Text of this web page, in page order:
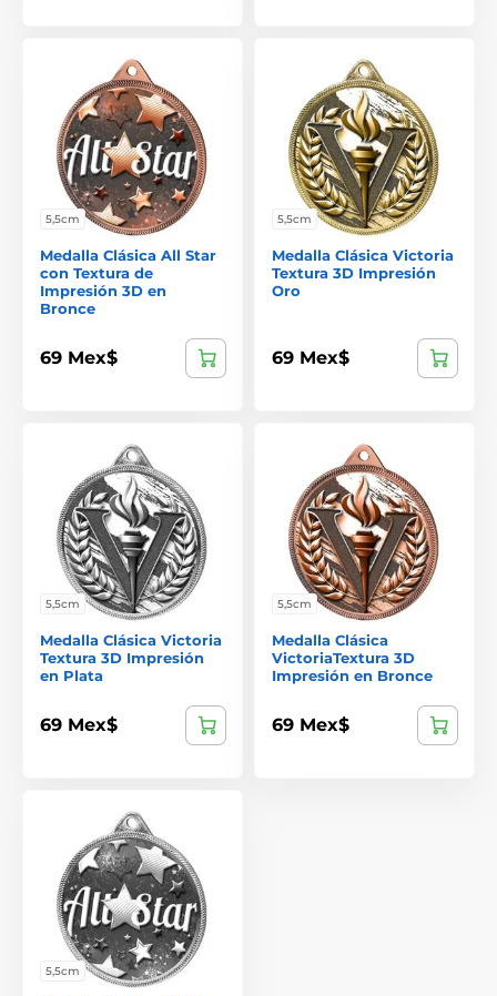
5,5cm
Medalla Clásica All Star
con Textura de
Impresión 3D en
Bronce
69 Mex$
5,5cm
Medalla Clásica Victoria
Textura 3D Impresión
Oro
69 Mex$
5,5cm
Medalla Clásica Victoria
Textura 3D Impresión
en Plata
69 Mex$
5,5cm
Medalla Clásica
VictoriaTextura 3D
Impresión en Bronce
69 Mex$
5,5cm